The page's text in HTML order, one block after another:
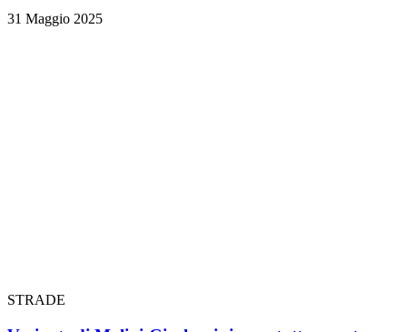
31 Maggio 2025
STRADE